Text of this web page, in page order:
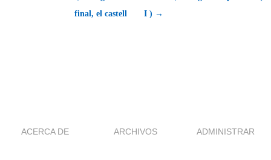
final, el castell
I ) →
ACERCA DE ARCHIVOS ADMINISTRAR